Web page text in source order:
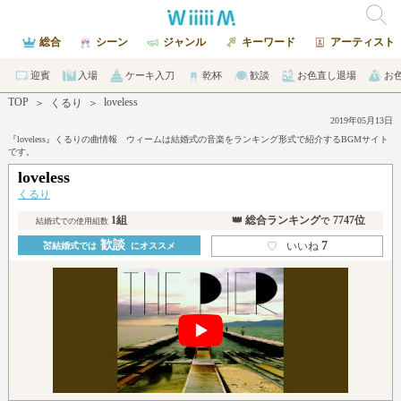
総合 シーン ジャンル キーワード アーティスト
迎賓 入場 ケーキ入刀 乾杯 歓談 お色直し退場 お
TOP ＞ くるり ＞ loveless
2019年05月13日
『loveless』くるりの曲情報 ウィームは結婚式の音楽をランキング形式で紹介するBGMサイト
です。
loveless
くるり
結婚式での使用組数1組 👑 総合ランキングで 7747位
💒結婚式では歓談 にオススメ ♡ いいね7